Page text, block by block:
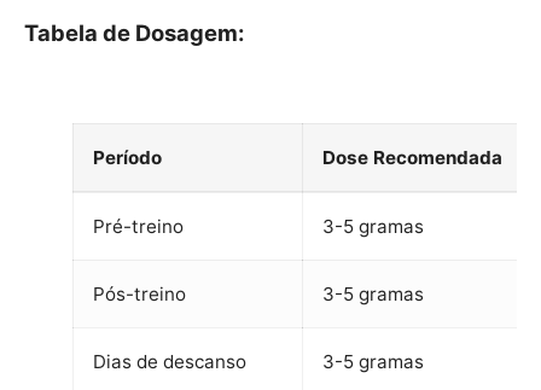
Tabela de Dosagem:
Período Dose Recomendada
Pré-treino 3-5 gramas
Pós-treino 3-5 gramas
Dias de descanso 3-5 gramas